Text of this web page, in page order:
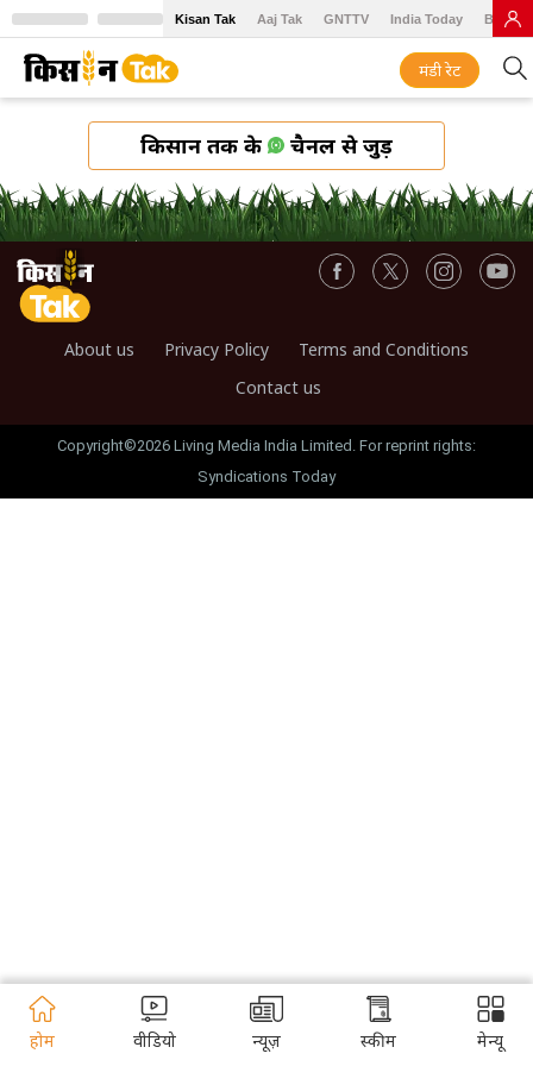
Kisan Tak Aaj Tak GNTTV India Today BT
मंडी रेट
किसान तक के चैनल से जुड़ें
About us Privacy Policy
Terms and Conditions
Contact us
Copyright©2026 Living Media India Limited. For reprint rights:
Syndications Today
होम वीडियो न्यूज़ स्कीम मेन्यू